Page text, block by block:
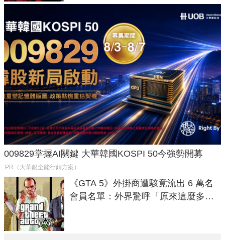
009829掌握AI關鍵 大華韓國KOSPI 50今強勢開募
PR（大華銀全能行銷方案）
《GTA 5》外掛商遭駭竟流出 6 萬名
會員名單：外界驚呼「原來這麼多人